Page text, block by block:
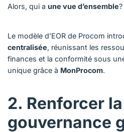
Alors, qui a une vue d’ensemble?
Le modèle d’EOR de Procom
centralisée, réunissant les
finances et la conformité sous
unique grâce à MonProcom.
2. Renforcer la
gouvernance